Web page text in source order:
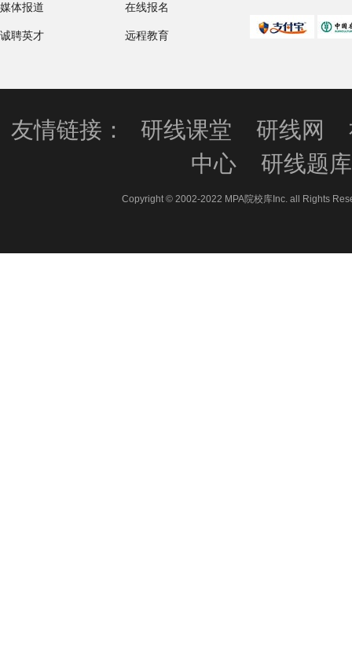
媒体报道
诚聘英才
在线报名
远程教育
友情链接： 研线课堂 研线网
中心
研线题库
Copyright © 2002-2022 MPA院校库Inc. all Rights